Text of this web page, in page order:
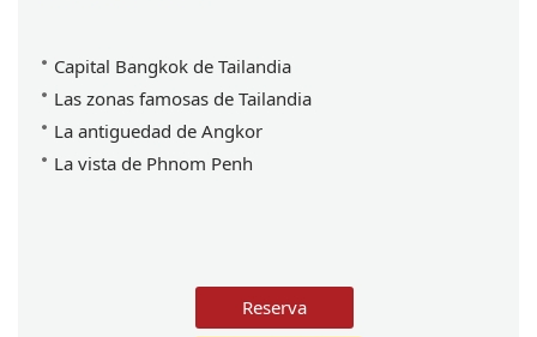
Capital Bangkok de Tailandia
Las zonas famosas de Tailandia
La antiguedad de Angkor
La vista de Phnom Penh
Reserva